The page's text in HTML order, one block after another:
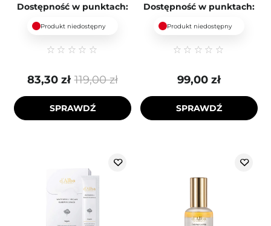
Dostępność w punktach:
Produkt niedostępny
119,00 zł
83,30 zł
SPRAWDŹ
Dostępność w punktach:
Produkt niedostępny
99,00 zł
SPRAWDŹ